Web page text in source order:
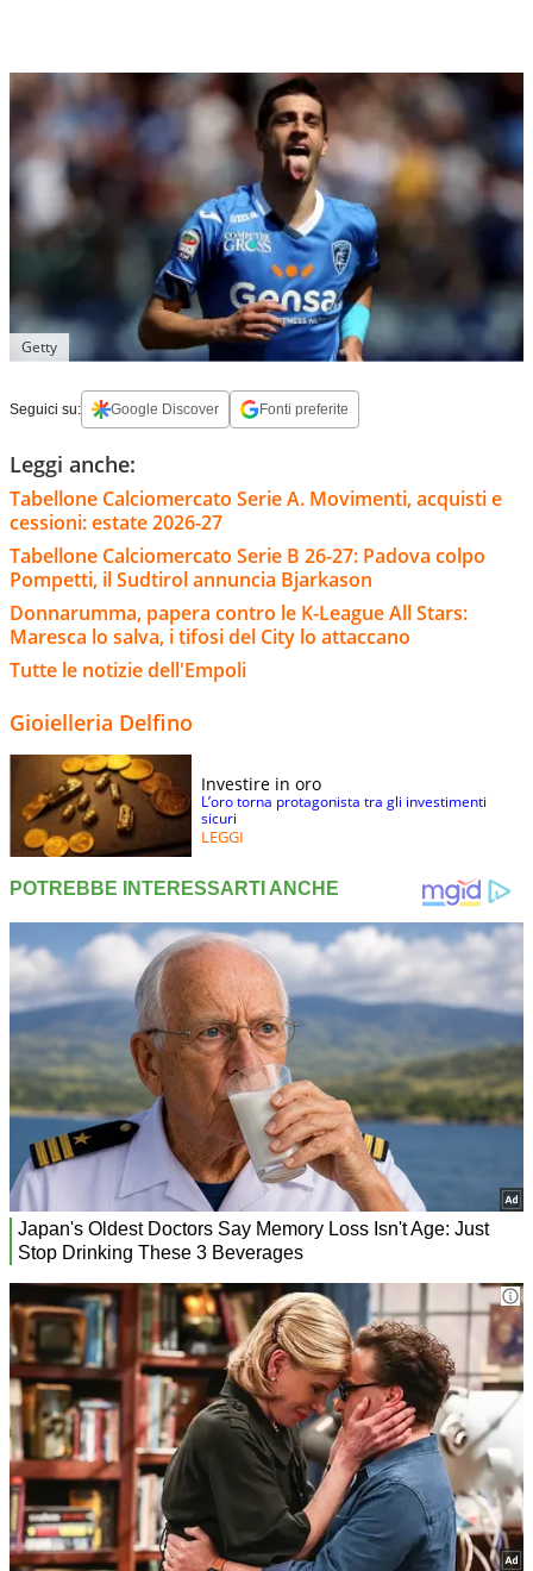
Getty
Seguici su: Google Discover Fonti preferite
Leggi anche:
Tabellone Calciomercato Serie A. Movimenti, acquisti e
cessioni: estate 2026-27
Tabellone Calciomercato Serie B 26-27: Padova colpo
Pompetti, il Sudtirol annuncia Bjarkason
Donnarumma, papera contro le K-League All Stars:
Maresca lo salva, i tifosi del City lo attaccano
Tutte le notizie dell'Empoli
Gioielleria Delfino
Investire in oro
L’oro torna protagonista tra gli investimenti
sicuri
LEGGI